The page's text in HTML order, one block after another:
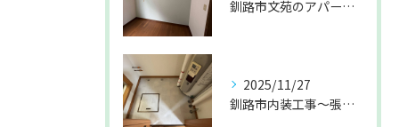
釧路市文苑のアパート張替えになります🤗
2025/11/27
釧路市内装工事〜張替え